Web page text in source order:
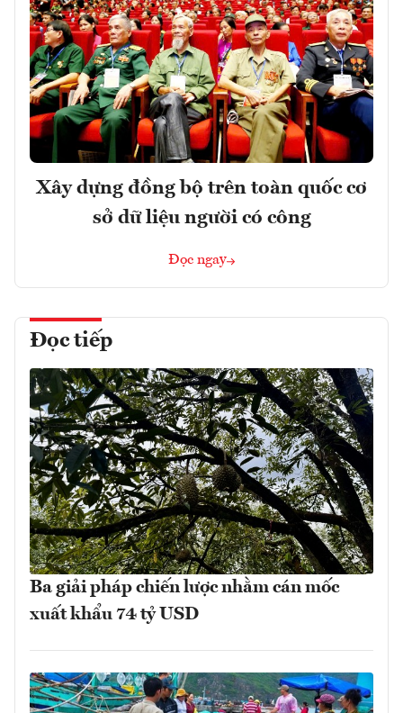
Xây dựng đồng bộ trên toàn quốc cơ
sở dữ liệu người có công
Đọc ngay
Đọc tiếp
Ba giải pháp chiến lược nhằm cán mốc
xuất khẩu 74 tỷ USD